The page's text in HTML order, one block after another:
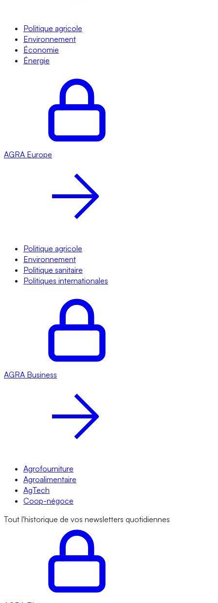
Politique agricole
Environnement
Économie
Énergie
AGRA Europe
Politique agricole
Environnement
Politique sanitaire
Politiques internationales
AGRA Business
Agrofourniture
Agroalimentaire
AgTech
Coop-négoce
Tout l'historique de vos newsletters quotidiennes